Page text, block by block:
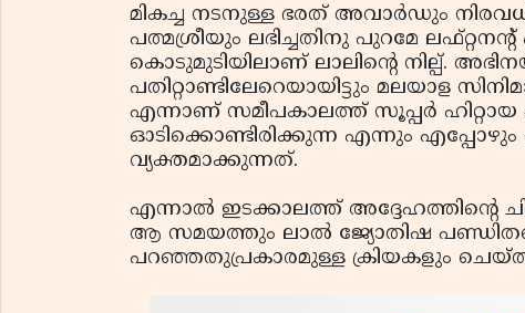
മികച്ച നടനുള്ള ഭരത് അവാര്‍ഡും
പത്മശ്രീയും ലഭിച്ചതിനു പുറമേ
കൊടുമുടിയിലാണ് ലാലിന്റെ നില്പ്.
പതിറ്റാണ്ടിലേറെയായിട്ടും മലയാള
എന്നാണ് സമീപകാലത്ത് സൂപ്പര്‍ ഹിറ്റായ
ഓടിക്കൊണ്ടിരിക്കുന്ന എന്നും
വ്യക്തമാക്കുന്നത്.
എന്നാല്‍ ഇടക്കാലത്ത് അദ്ദേഹത്തിന്റെ
ആ സമയത്തും ലാല്‍ ജ്യോതിഷ
പറഞ്ഞതുപ്രകാരമുള്ള ക്രിയകളും